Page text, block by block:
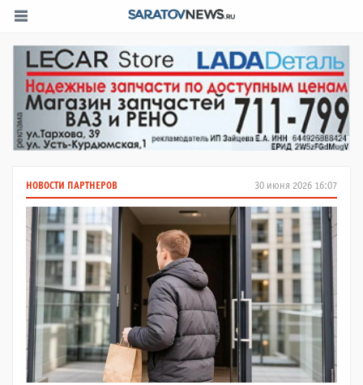
30 июня 2026 16:07
НОВОСТИ ПАРТНЕРОВ